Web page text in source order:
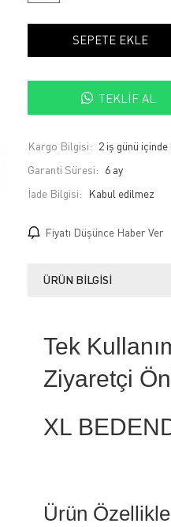
SEPETE EKLE
TEKLIF AL
Kargo Bilgisi: 2 iş günü
Garanti Süresi: 6 ay
İade Bilgisi:
Fiyatı Düşünce Haber Ver
ÜRÜN BILGISI
Tek
Ziyaretçi
XL
Ürün